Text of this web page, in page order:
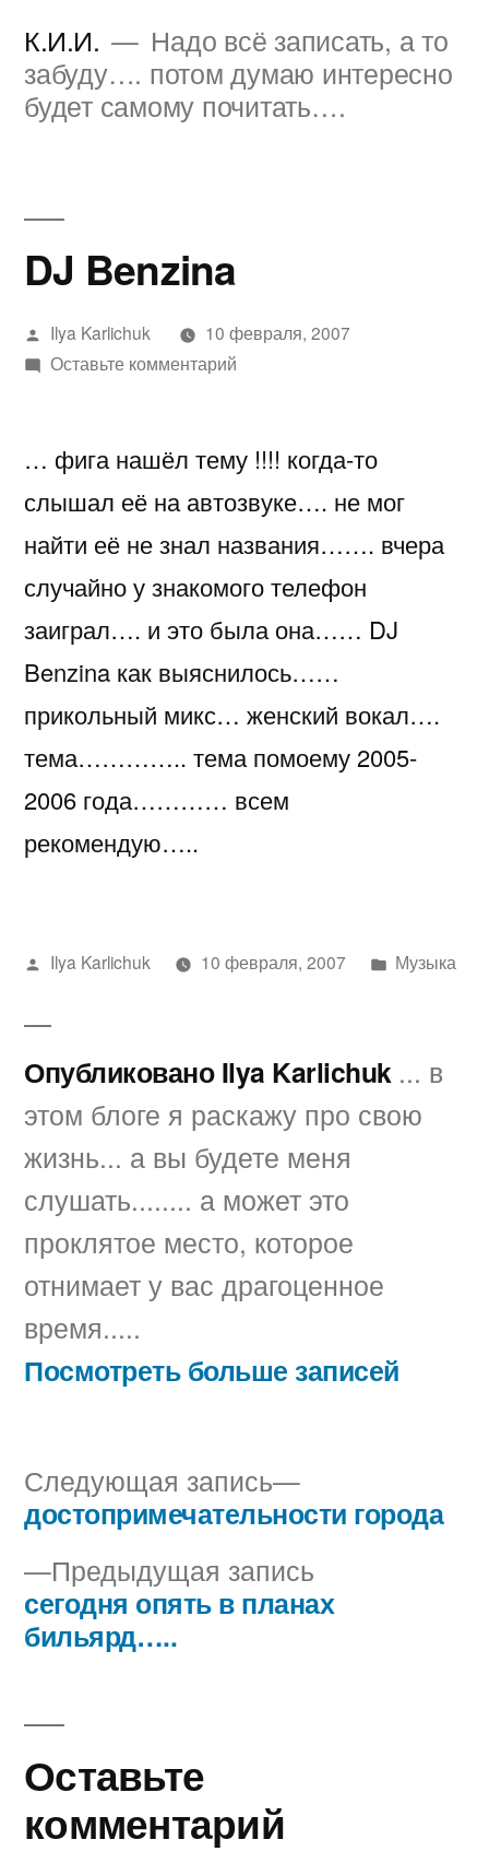
содержимому
К.И.И.
Надо всё записать, а то
забуду…. потом думаю интересно
будет самому почитать….
DJ Benzina
Написано
автором
Ilya Karlichuk
10 февраля, 2007
Оставьте комментарийк
… фига нашёл тему !!!! когда-то
слышал её на автозвуке…. не мог
найти её не знал названия……. вчера
случайно у знакомого телефон
заиграл…. и это была она…… DJ
Benzina как выяснилось……
прикольный микс… женский вокал….
тема………….. тема помоему 2005-
2006 года………… всем
рекомендую…..
Написано
Ilya Karlichuk 10 февраля, 2007
Написано
Музыка
Опубликовано Ilya Karlichuk ... в
этом блоге я раскажу про свою
жизнь... а вы будете меня
слушать........ а может это
проклятое место, которое
отнимает у вас драгоценное
время.....
Посмотреть больше записей
Навигация
по
записям
Предыдущая запись
запись:
сегодня опять в планах
бильярд…..
Следующая запись
Следующая
запись:
достопримечательности города
Оставьте
комментарий